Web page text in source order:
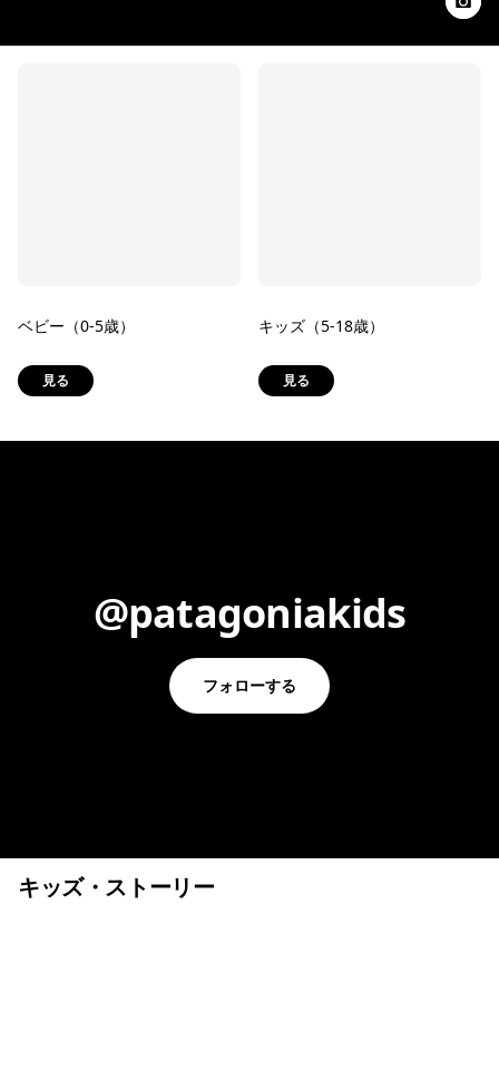
ベビー（0-5歳）
見る
キッズ（5-18歳）
見る
@patagoniakids
フォローする
キッズ・ストーリー